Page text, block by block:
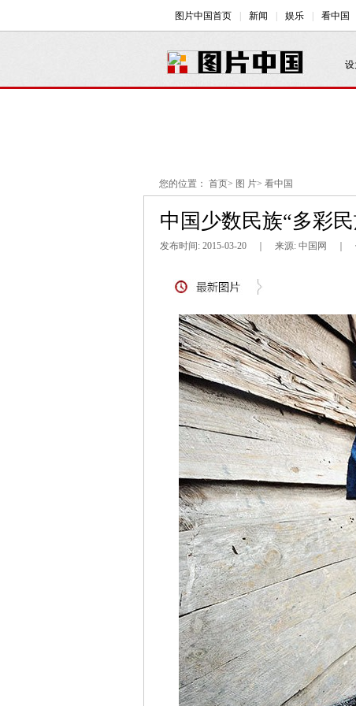
您的位置： 首页> 图 片> 看中国
中国少数民族“多彩
发布时间: 2015-03-20 ｜ 来源: 中国网 ｜